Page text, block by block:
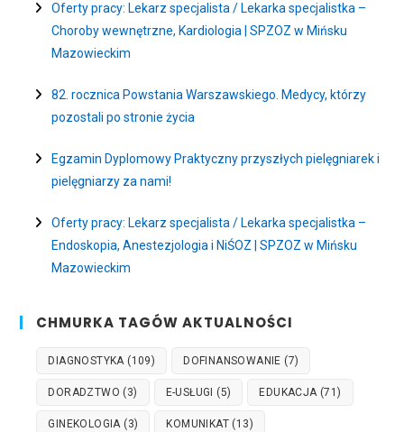
Oferty pracy: Lekarz specjalista / Lekarka specjalistka –
Choroby wewnętrzne, Kardiologia | SPZOZ w Mińsku
Mazowieckim
82. rocznica Powstania Warszawskiego. Medycy, którzy
pozostali po stronie życia
Egzamin Dyplomowy Praktyczny przyszłych pielęgniarek i
pielęgniarzy za nami!
Oferty pracy: Lekarz specjalista / Lekarka specjalistka –
Endoskopia, Anestezjologia i NiŚOZ | SPZOZ w Mińsku
Mazowieckim
CHMURKA TAGÓW AKTUALNOŚCI
DIAGNOSTYKA(109) DOFINANSOWANIE (7)
DORADZTWO (3) E-USŁUGI (5) EDUKACJA(71)
GINEKOLOGIA(3) KOMUNIKAT (13)